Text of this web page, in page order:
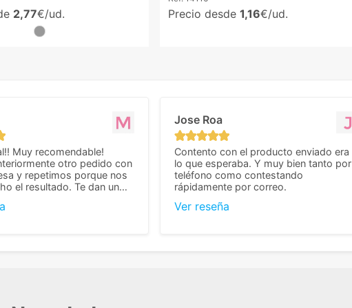
2,77€/ud. Precio desde 1,16€/ud.
Muy recomendable!
otro pedido con
y repetimos porque nos
el resultado. Te dan un
cuando se trata
Jose Roa
Contento con el producto enviado era
lo que esperaba. Y muy bien tanto por
teléfono como contestando
rápidamente por correo.
Ver reseña